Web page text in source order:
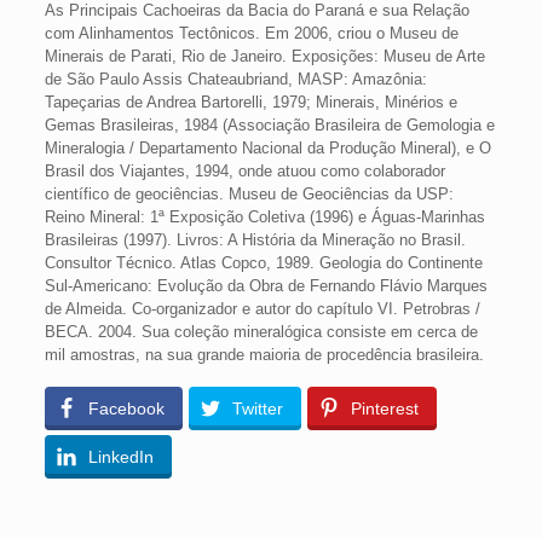
As Principais Cachoeiras da Bacia do Paraná e sua Relação
com Alinhamentos Tectônicos. Em 2006, criou o Museu de
Minerais de Parati, Rio de Janeiro. Exposições: Museu de Arte
de São Paulo Assis Chateaubriand, MASP: Amazônia:
Tapeçarias de Andrea Bartorelli, 1979; Minerais, Minérios e
Gemas Brasileiras, 1984 (Associação Brasileira de Gemologia e
Mineralogia / Departamento Nacional da Produção Mineral), e O
Brasil dos Viajantes, 1994, onde atuou como colaborador
científico de geociências. Museu de Geociências da USP:
Reino Mineral: 1ª Exposição Coletiva (1996) e Águas-Marinhas
Brasileiras (1997). Livros: A História da Mineração no Brasil.
Consultor Técnico. Atlas Copco, 1989. Geologia do Continente
Sul-Americano: Evolução da Obra de Fernando Flávio Marques
de Almeida. Co-organizador e autor do capítulo VI. Petrobras /
BECA. 2004. Sua coleção mineralógica consiste em cerca de
mil amostras, na sua grande maioria de procedência brasileira.
Facebook Twitter Pinterest
LinkedIn